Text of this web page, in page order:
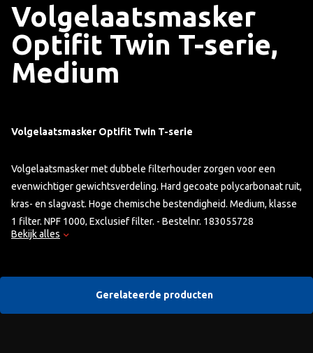
Volgelaatsmasker
Optifit Twin T-serie,
Medium
Volgelaatsmasker Optifit Twin T-serie
Volgelaatsmasker met dubbele filterhouder zorgen voor een
evenwichtiger gewichtsverdeling. Hard gecoate polycarbonaat ruit,
kras- en slagvast. Hoge chemische bestendigheid. Medium, klasse
1 filter. NPF 1000, Exclusief filter. - Bestelnr. 183055728
Bekijk alles
Gerelateerde producten